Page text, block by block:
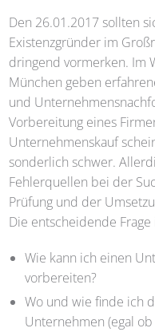
Den 26.01.2017 sollten
Existenzgründer im
dringend vormerken. Im
München geben
und
Vorbereitung eines
Unternehmenskauf
sonderlich schwer.
Fehlerquellen bei der
Prüfung und der
Die entscheidende Frage
Wie kann ich einen
vorbereiten?
Wo und wie finde ich
Unternehmen (egal